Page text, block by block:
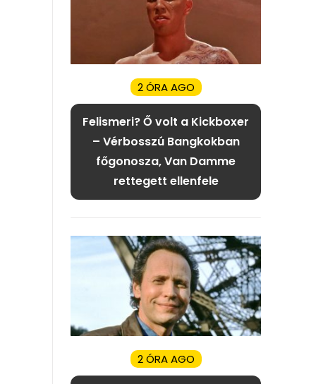
2 ÓRA AGO
Felismeri? Ő volt a Kickboxer
– Vérbosszú Bangkokban
főgonosza, Van Damme
rettegett ellenfele
2 ÓRA AGO